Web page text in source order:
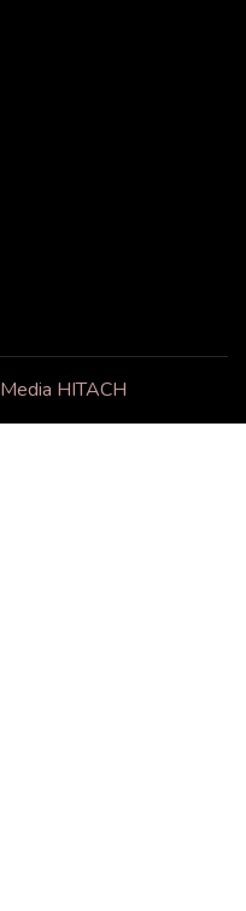
Media HITACH